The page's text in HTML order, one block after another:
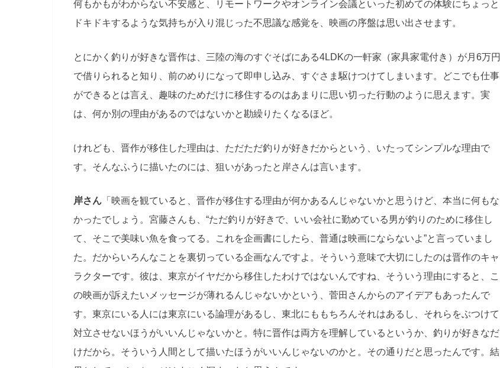
何もかもがわからない不安感と、リモートワークやオンライン会議といった初めての体験にちょっと
ドキドキするような気持ちが入り混じった不思議な感覚を、映画の序盤は思い出させます。
とにかく釣りが好きな晋作は、三陸の海のすぐそばにある4LDKの一軒家（家具家電付き）が月6万円
で借りられると知り、前のめりになって即申し込み、すぐさま駆けつけてしまいます。どこでも仕事
ができるとは言え、趣味のためだけに移住するのはあまりに思い切った行動のように思えます。実
は、何か別の理由があるのではないかと勘繰りたくなるほど。
けれども、晋作が移住した理由は、ただただ釣りが好きだからという、いたってシンプルな理由で
す。そんなふうに描いたのには、狙いがあったと岸さんは言います。
岸さん 「映画を観ていると、晋作が移住する理由が何かあるんじゃないかと思うけど、本当に何もな
かったでしょう。宮藤さんも、“ただ釣りが好きで、いい会社に勤めている男が釣りのために移住し
て、そこで美味い魚を食ってる。これを企画書にしたら、普通は映画にならないよ”と言っていまし
た。だからいろんなことを裏切っている企画なんですよ。そういう意味で大切にしたのは晋作のキャ
ラクターです。彼は、東京がイヤだから移住したわけではないんですね、そういう理由にすると、こ
の映画が訴えたいメッセージが薄れるんじゃないかという、菅田さんからのアイデアもあったんで
す。東京にいる人には東京にいる論理があるし、東北にももちろんそれはあるし、それらをぶつけて
対立させないほうがいいんじゃないかと。特に晋作は両方を理解しているというか、釣りが好きなだ
けだから。そういう人間として描いたほうがいいんじゃないのかと。その通りだと思ったんです。結